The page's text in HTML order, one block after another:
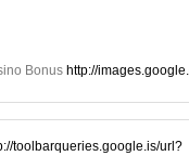
Bonus http://
toolbarqueries.google.is/url?